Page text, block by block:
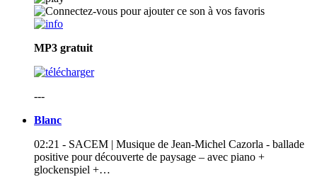
MP3 gratuit
---
Blanc
02:21 - SACEM | Musique de Jean-Michel Cazorla - ballade
positive pour découverte de paysage – avec piano +
glockenspiel +…